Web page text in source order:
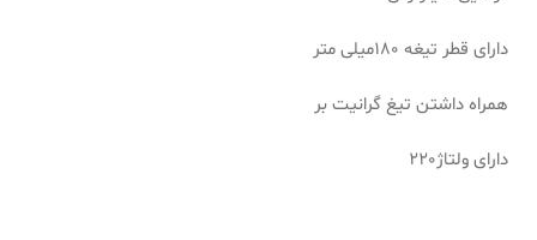
دارای قطر تیغه 180میلی متر
همراه داشتن تیغ گرانیت بر
دارای ولتاژ220